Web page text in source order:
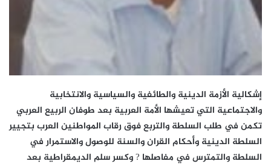
إشكالية الأزمة الدينية والطائفية والسياسية والانتخابية
والاجتماعية التي تعيشها الأمة العربية بعد طوفان الربيع العربي
تكمن في طلب السلطة والتربع فوق رقاب المواطنين العرب بتجيير
السلطة الدينية وأحكام القران والسنة للوصول والاستمرار في
السلطة والتمترس في مفاصلها ? وكسر سلم الديمقراطية بعد